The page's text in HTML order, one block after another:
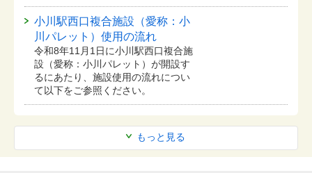
もっと見る
小川駅西口複合施設（愛称：小
川パレット）使用の流れ
令和8年11月1日に小川駅西口複合施
設（愛称：小川パレット）が開設す
るにあたり、施設使用の流れについ
て以下をご参照ください。